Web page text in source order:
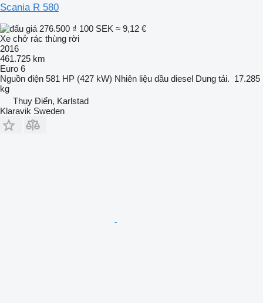
Scania R 580
276.500 ₫ 100 SEK ≈ 9,12 €
Xe chở rác thùng rời
2016
461.725 km
Euro 6
Nguồn điện 581 HP (427 kW) Nhiên liệu dầu diesel Dung tải. 17.285
kg
Thụy Điển, Karlstad
Klaravik Sweden